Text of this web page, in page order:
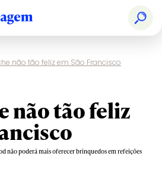
não tão feliz em São Francisco
não tão feliz
não poderá mais oferecer brinquedos em refeições